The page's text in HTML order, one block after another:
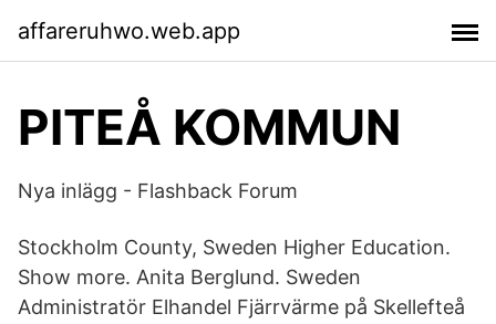
affareruhwo.web.app
PITEÅ KOMMUN
Nya inlägg - Flashback Forum
Stockholm County, Sweden Higher Education.
Show more. Anita Berglund. Sweden
Administratör Elhandel Fjärrvärme på Skellefteå